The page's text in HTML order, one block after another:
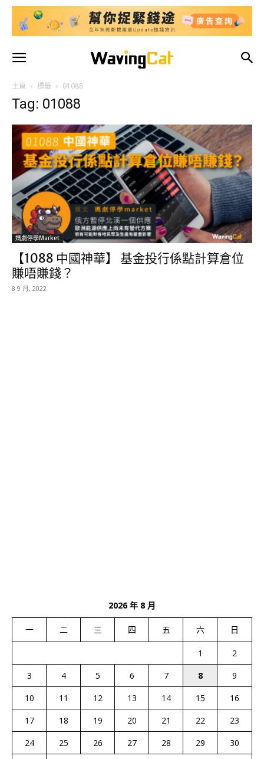
主頁 標籤 01088
Tag: 01088
媽劇停學market
【1088 中國神華】 基金投行係點計算倉位
賺唔賺錢？
8 9 月, 2022
2026 年 8 月
一 二 三 四 五 六 日
1
2
3
4 5 6 7 8
9
10
11 12 13 14 15
16
17
18 19 20 21 22
23
24
25 26 27 28 29
30